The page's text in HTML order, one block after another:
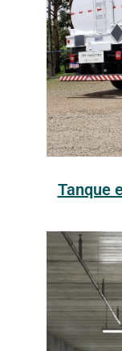
Tanque